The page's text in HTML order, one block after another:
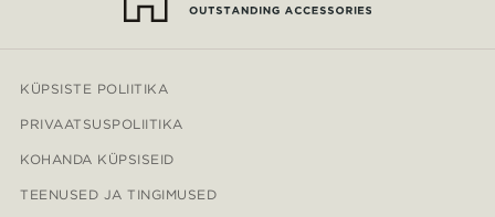
KÜPSISTE POLIITIKA
PRIVAATSUSPOLIITIKA
KOHANDA KÜPSISEID
TEENUSED JA TINGIMUSED